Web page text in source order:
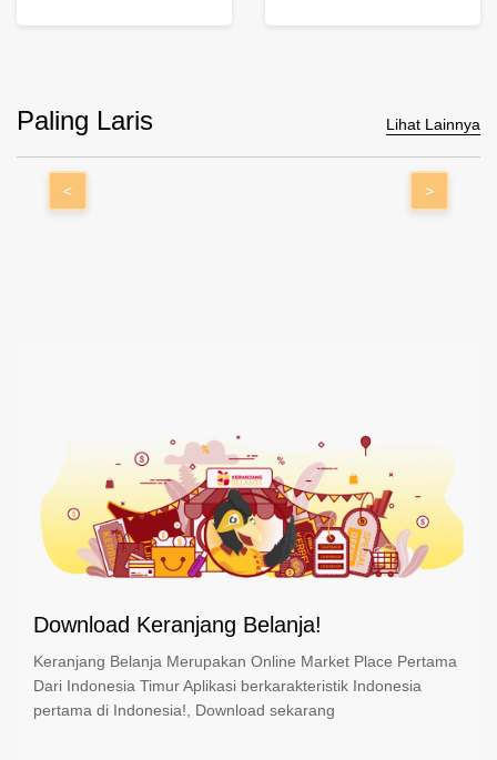
Paling Laris Lihat Lainnya
< >
Download Keranjang Belanja!
Keranjang Belanja Merupakan Online Market Place Pertama
Dari Indonesia Timur Aplikasi berkarakteristik Indonesia
pertama di Indonesia!, Download sekarang